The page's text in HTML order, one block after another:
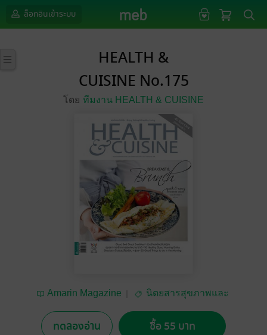
ล็อกอินเข้าระบบ
HEALTH &
CUISINE No.175
โดย ทีมงาน HEALTH & CUISINE
Amarin Magazine
นิตยสารสุขภาพและ
ทดลองอ่าน ซื้อ 55 บาท